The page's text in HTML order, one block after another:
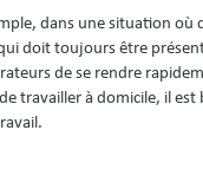
dans une situation où
doit toujours être
de se rendre
travailler à domicile, il